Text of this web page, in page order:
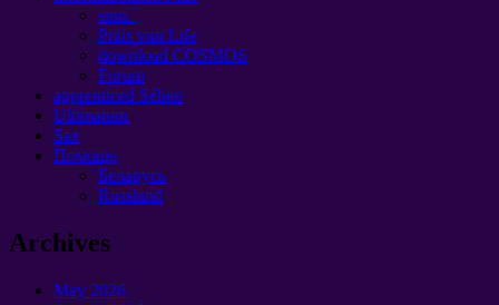
sinn.`
Präis vun Life
download COSMOS
Forum
apprenticed Sélien
Ultimatum
Saz
Помощь
Беларусь
Russland
Archives
May 2026